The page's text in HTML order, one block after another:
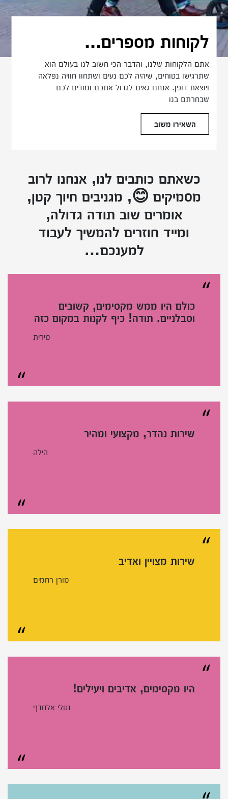
לקוחות מספרים...
אתם הלקוחות שלנו, והדבר הכי חשוב לנו בעולם הוא
שתרגישו בטוחים, שיהיה לכם נעים ושתחוו חוויה נפלאה
ויוצאת דופן. אנחנו גאים לגדול אתכם ומודים לכם
שבחרתם בנו
השאירו משוב
כשאתם כותבים לנו, אנחנו לרוב
מסמיקים 😊, מגניבים חיוך קטן,
אומרים שוב תודה גדולה,
ומייד חוזרים להמשיך לעבוד
למענכם…
כולם היו ממש מקסימים, קשובים
וסבלניים. תודה! כיף לקנות במקום כזה
מירית
שירות נהדר, מקצועי ומהיר
הילה
שירות מצויין ואדיב
מורן רחמים
היו מקסימים, אדיבים ויעילים!
נטלי אלחדף